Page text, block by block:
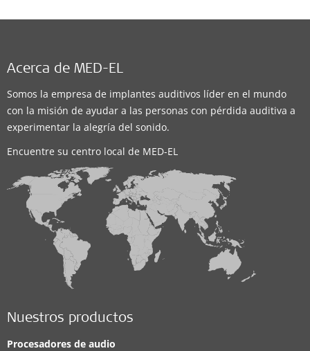
Acerca de MED-EL
Somos la empresa de implantes auditivos líder en el mundo
con la misión de ayudar a las personas con pérdida auditiva a
experimentar la alegría del sonido.
Encuentre su centro local de MED-EL
Nuestros productos
Procesadores de audio